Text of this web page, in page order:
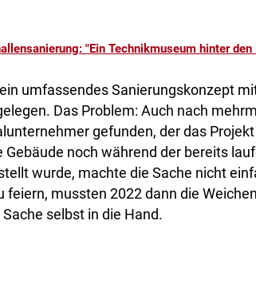
"Ein Technikmuseum hinter den
umfassendes Sanierungskonzept
Das Problem: Auch nach
gefunden, der das
noch während der bereits
wurde, machte die Sache nicht
feiern, mussten 2022 dann die
selbst in die Hand.